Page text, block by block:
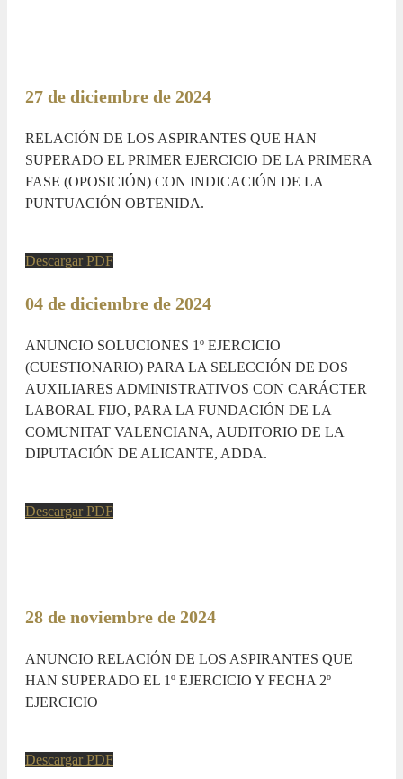
27 de diciembre de 2024
RELACIÓN DE LOS ASPIRANTES QUE HAN
SUPERADO EL PRIMER EJERCICIO DE LA PRIMERA
FASE (OPOSICIÓN) CON INDICACIÓN DE LA
PUNTUACIÓN OBTENIDA.
Descargar PDF
04 de diciembre de 2024
ANUNCIO SOLUCIONES 1º EJERCICIO
(CUESTIONARIO) PARA LA SELECCIÓN DE DOS
AUXILIARES ADMINISTRATIVOS CON CARÁCTER
LABORAL FIJO, PARA LA FUNDACIÓN DE LA
COMUNITAT VALENCIANA, AUDITORIO DE LA
DIPUTACIÓN DE ALICANTE, ADDA.
Descargar PDF
28 de noviembre de 2024
ANUNCIO RELACIÓN DE LOS ASPIRANTES QUE
HAN SUPERADO EL 1º EJERCICIO Y FECHA 2º
EJERCICIO
Descargar PDF